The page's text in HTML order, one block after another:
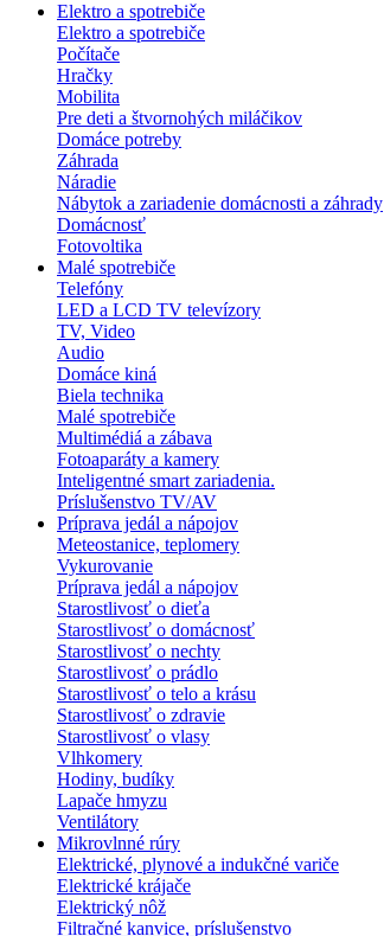
Elektro a spotrebiče
Elektro a spotrebiče
Počítače
Hračky
Mobilita
Pre deti a štvornohých miláčikov
Domáce potreby
Záhrada
Náradie
Nábytok a zariadenie domácnosti a záhrady
Domácnosť
Fotovoltika
Malé spotrebiče
Telefóny
LED a LCD TV televízory
TV, Video
Audio
Domáce kiná
Biela technika
Malé spotrebiče
Multimédiá a zábava
Fotoaparáty a kamery
Inteligentné smart zariadenia.
Príslušenstvo TV/AV
Príprava jedál a nápojov
Meteostanice, teplomery
Vykurovanie
Príprava jedál a nápojov
Starostlivosť o dieťa
Starostlivosť o domácnosť
Starostlivosť o nechty
Starostlivosť o prádlo
Starostlivosť o telo a krásu
Starostlivosť o zdravie
Starostlivosť o vlasy
Vlhkomery
Hodiny, budíky
Lapače hmyzu
Ventilátory
Mikrovlnné rúry
Elektrické, plynové a indukčné variče
Elektrické krájače
Elektrický nôž
Filtračné kanvice, príslušenstvo